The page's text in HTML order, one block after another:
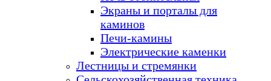
Экраны и порталы для
каминов
Печи-камины
Электрические каменки
Лестницы и стремянки